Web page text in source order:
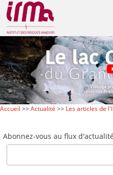
Accueil >>Actualité >> Les articles de
Abonnez-vous au flux d'actualité